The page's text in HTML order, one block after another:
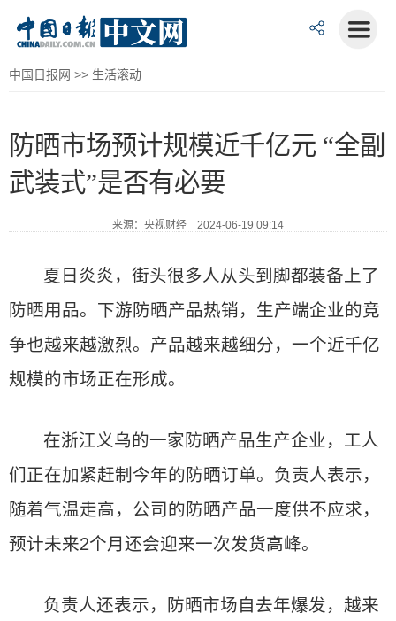
中国日报网 >> 生活滚动
防晒市场预计规模近千亿元 “全副
武装式”是否有必要
来源：央视财经 2024-06-19 09:14
夏日炎炎，街头很多人从头到脚都装备上了
防晒用品。下游防晒产品热销，生产端企业的竞
争也越来越激烈。产品越来越细分，一个近千亿
规模的市场正在形成。
在浙江义乌的一家防晒产品生产企业，工人
们正在加紧赶制今年的防晒订单。负责人表示，
随着气温走高，公司的防晒产品一度供不应求，
预计未来2个月还会迎来一次发货高峰。
负责人还表示，防晒市场自去年爆发，越来